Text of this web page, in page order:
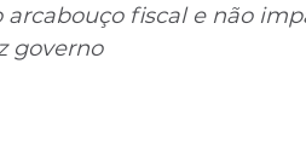
fiscal e não
governo